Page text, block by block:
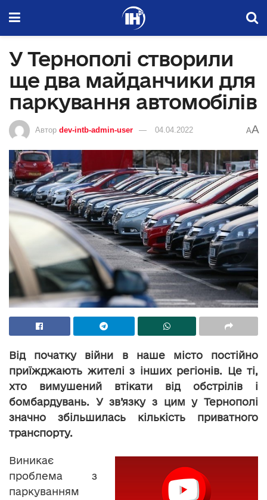
У Тернополі створили
ще два майданчики для
паркування автомобілів
Автор dev-intb-admin-user 04.04.2022 AA
Від початку війни в наше місто постійно
приїжджають жителі з інших регіонів. Це ті,
хто вимушений втікати від обстрілів і
бомбардувань. У зв’язку з цим у Тернополі
значно збільшилась кількість приватного
транспорту.
Виникає
проблема з
паркуванням